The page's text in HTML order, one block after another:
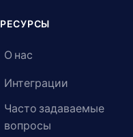
РЕСУРСЫ
О нас
Интеграции
Часто задаваемые
вопросы